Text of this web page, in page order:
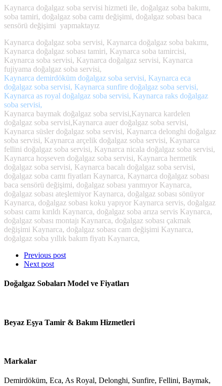
Kaynarca doğalgaz soba servisi hizmeti ile, doğalgaz soba bakımı,
soba tamiri, doğalgaz soba camı değişimi, doğalgaz sobası baca
sensörü değişimi yapmaktayız
Kaynarca doğalgaz soba servisi, Kaynarca doğalgaz soba bakımı,
Kaynarca doğalgaz sobası tamiri, Kaynarca soba tamircisi,
Kaynarca soba servisi, Kaynarca doğalgaz servisi, Kaynarca
fujiyama doğalgaz soba servisi,
Kaynarca demirdöküm doğalgaz soba servisi, Kaynarca eca
doğalgaz soba servisi, Kaynarca sunfire doğalgaz soba servisi,
Kaynarca as royal doğalgaz soba servisi, Kaynarca raks doğalgaz
soba servisi,
Kaynarca baymak doğalgaz soba servisi,Kaynarca kardelen
doğalgaz soba servisi,Kaynarca auer doğalgaz soba servisi,
Kaynarca süsler doğalgaz soba servisi, Kaynarca delonghi doğalgaz
soba servisi, Kaynarca arçelik doğalgaz soba servisi, Kaynarca
fellini doğalgaz soba servisi, Kaynarca nicala doğalgaz soba servisi,
Kaynarca hoşseven doğalgaz soba servisi, Kaynarca hermetik
doğalgaz soba servisi, Kaynarca bacalı doğalgaz soba servisi,
doğalgaz soba camı fiyatları Kaynarca, Kaynarca doğalgaz sobası
baca sensörü değişimi, doğalgaz sobası yanmıyor Kaynarca,
doğalgaz sobası ateşlemiyor Kaynarca, doğalgaz sobası sönüyor
Kaynarca, doğalgaz sobası koku yapıyor Kaynarca servis, doğalgaz
sobası camı kırıldı Kaynarca, doğalgaz soba arıza servis Kaynarca,
doğalgaz sobası montajı Kaynarca, doğalgaz sobası çakmak
değişimi Kaynarca, doğalgaz sobası cam değişimi Kaynarca,
doğalgaz soba yıllık bakım fiyatı Kaynarca,
Previous post
Next post
Doğalgaz Sobaları Model ve Fiyatları
Beyaz Eşya Tamir & Bakım Hizmetleri
Markalar
Demirdöküm, Eca, As Royal, Delonghi, Sunfire, Fellini, Baymak,